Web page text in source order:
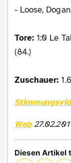
- Loose,
Tore: 1:0 Le
(84.)
Zuschauer:
Web
Diesen Artikel